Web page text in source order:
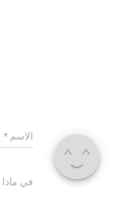
الاسم *
في